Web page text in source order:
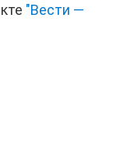
"Вести —